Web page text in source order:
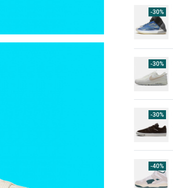
-30%
-30%
-30%
-40%